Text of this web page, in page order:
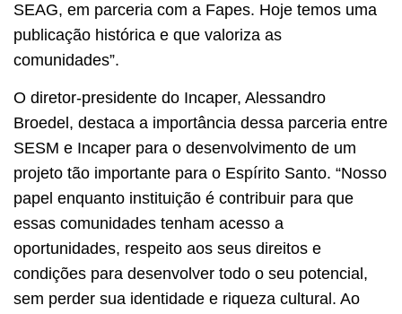
SEAG, em parceria com a Fapes. Hoje temos uma
publicação histórica e que valoriza as
comunidades”.
O diretor-presidente do Incaper, Alessandro
Broedel, destaca a importância dessa parceria entre
SESM e Incaper para o desenvolvimento de um
projeto tão importante para o Espírito Santo. “Nosso
papel enquanto instituição é contribuir para que
essas comunidades tenham acesso a
oportunidades, respeito aos seus direitos e
condições para desenvolver todo o seu potencial,
sem perder sua identidade e riqueza cultural. Ao